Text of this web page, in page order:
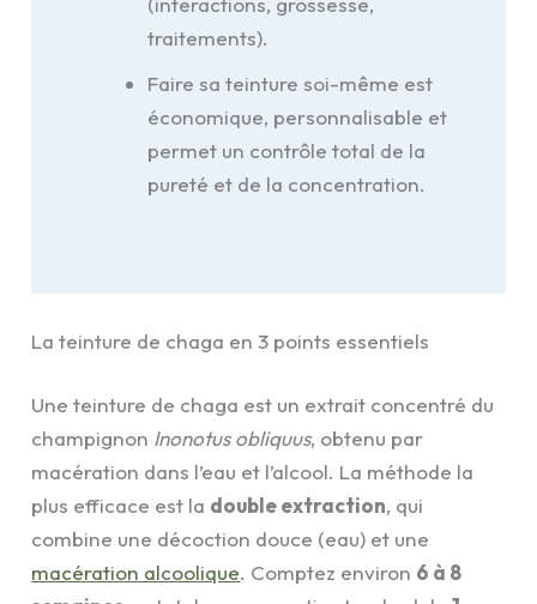
traitements).
Faire sa teinture soi-même est
économique, personnalisable et
permet un contrôle total de la
pureté et de la concentration.
La teinture de chaga en 3 points essentiels
Une teinture de chaga est un extrait concentré du
champignon Inonotus obliquus, obtenu par
macération dans l’eau et l’alcool. La méthode la
plus efficace est la double extraction, qui
combine une décoction douce (eau) et une
macération alcoolique. Comptez environ 6 à 8